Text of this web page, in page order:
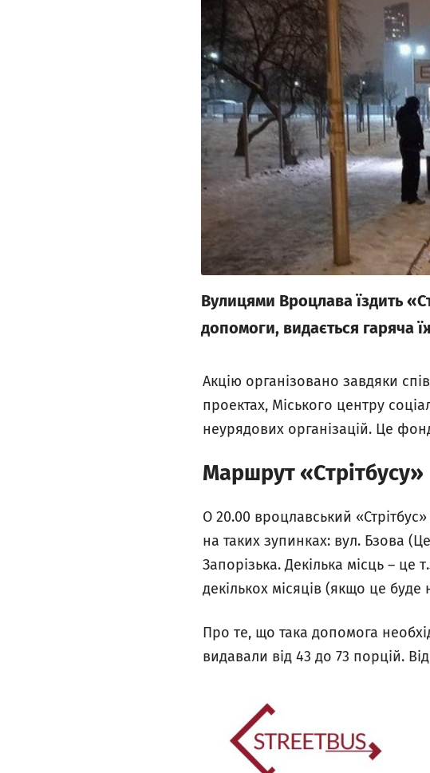
Вулицями Вроцлава їздить
допомоги, видається гаряча
Акцію організовано завдяки
проектах, Міського центру
неурядових організацій. Це
Маршрут «Стрітбусу»
О 20.00 вроцлавський
на таких зупинках: вул. Бзова
Запорізька. Декілька місць –
декількох місяців (якщо це
Про те, що така допомога
видавали від 43 до 73 порцій.